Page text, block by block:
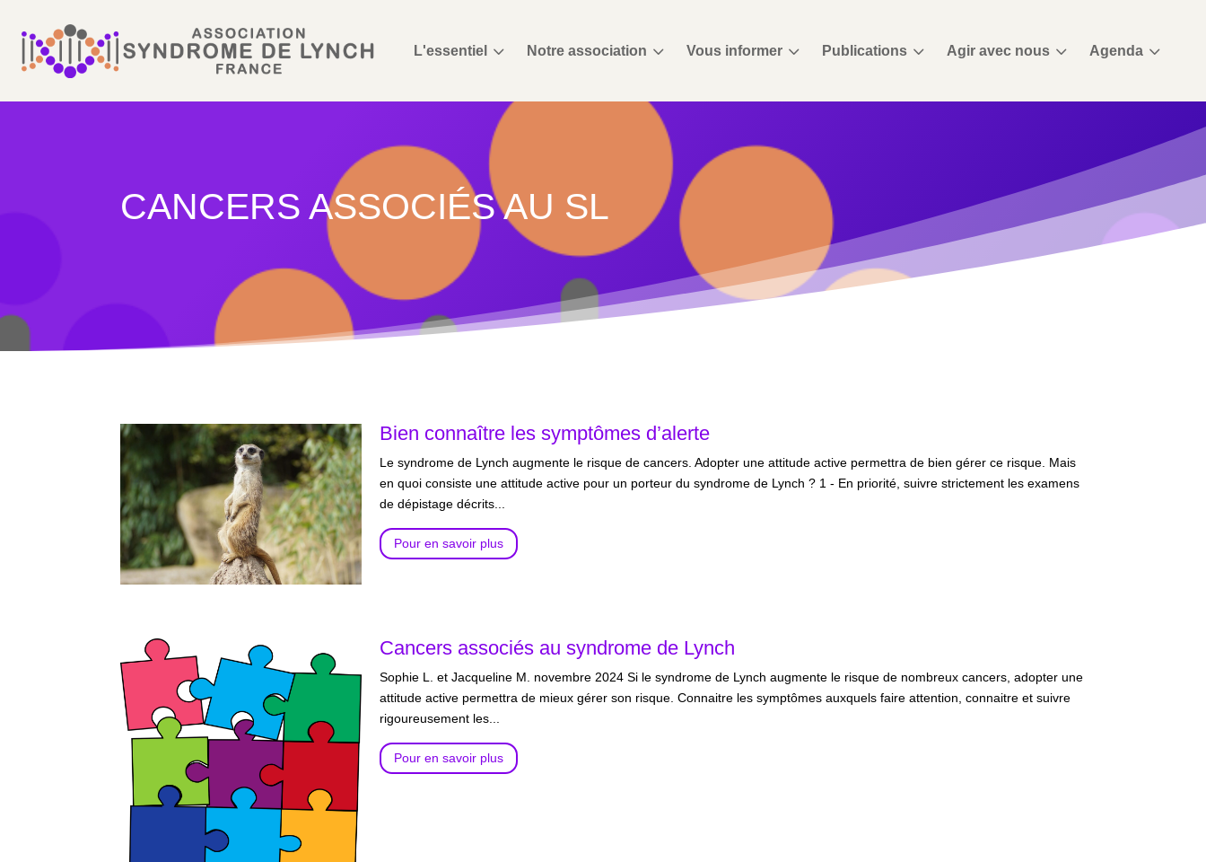
L'essentiel 3 Notre association 3 Vous informer 3 Publications 3 Agir avec nous 3 Agenda 3
CANCERS ASSOCIÉS AU SL
Bien connaître les symptômes d’alerte
Le syndrome de Lynch augmente le risque de cancers. Adopter une attitude active permettra de bien gérer ce risque. Mais
en quoi consiste une attitude active pour un porteur du syndrome de Lynch ? 1 - En priorité, suivre strictement les examens
de dépistage décrits...
Pour en savoir plus
Cancers associés au syndrome de Lynch
Sophie L. et Jacqueline M. novembre 2024 Si le syndrome de Lynch augmente le risque de nombreux cancers, adopter une
attitude active permettra de mieux gérer son risque. Connaitre les symptômes auxquels faire attention, connaitre et suivre
rigoureusement les...
Pour en savoir plus